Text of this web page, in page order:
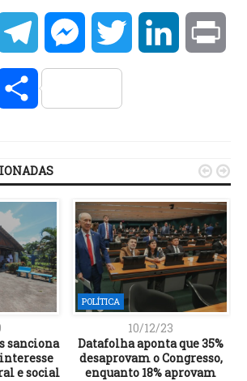
FacebookTelegramMessengerTwitter LinkedIn
Copy Compartilhar
sanciona
e social
POLÍTICA
10/12/23
Datafolha aponta que 35%
desaprovam o Congresso,
enquanto 18% aprovam
 